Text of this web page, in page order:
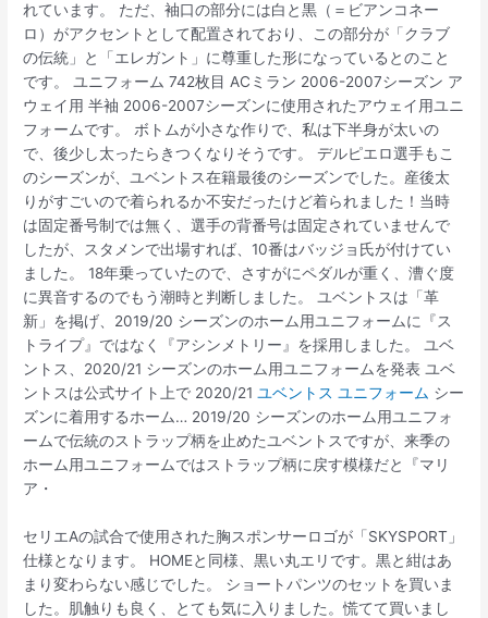
れています。 ただ、袖口の部分には白と黒（＝ビアンコネー
ロ）がアクセントとして配置されており、この部分が「クラブ
の伝統」と「エレガント」に尊重した形になっているとのこと
です。 ユニフォーム 742枚目 ACミラン 2006-2007シーズン ア
ウェイ用 半袖 2006-2007シーズンに使用されたアウェイ用ユニ
フォームです。 ボトムが小さな作りで、私は下半身が太いの
で、後少し太ったらきつくなりそうです。 デルピエロ選手もこ
のシーズンが、ユベントス在籍最後のシーズンでした。産後太
りがすごいので着られるか不安だったけど着られました！当時
は固定番号制では無く、選手の背番号は固定されていませんで
したが、スタメンで出場すれば、10番はバッジョ氏が付けてい
ました。 18年乗っていたので、さすがにペダルが重く、漕ぐ度
に異音するのでもう潮時と判断しました。 ユベントスは「革
新」を掲げ、2019/20 シーズンのホーム用ユニフォームに『ス
トライプ』ではなく『アシンメトリー』を採用しました。 ユベ
ントス、2020/21 シーズンのホーム用ユニフォームを発表 ユベ
ントスは公式サイト上で 2020/21ユベントス ユニフォーム シー
ズンに着用するホーム… 2019/20 シーズンのホーム用ユニフォ
ームで伝統のストラップ柄を止めたユベントスですが、来季の
ホーム用ユニフォームではストラップ柄に戻す模様だと『マリ
ア・
セリエAの試合で使用された胸スポンサーロゴが「SKYSPORT」
仕様となります。 HOMEと同様、黒い丸エリです。黒と紺はあ
まり変わらない感じでした。 ショートパンツのセットを買いま
した。肌触りも良く、とても気に入りました。慌てて買いまし